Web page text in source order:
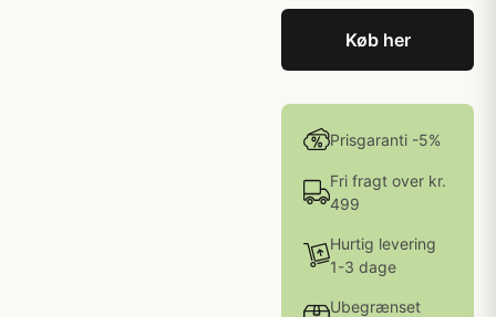
Køb her
Prisgaranti -5%
Fri fragt over kr.
499
Hurtig levering
1-3 dage
Ubegrænset